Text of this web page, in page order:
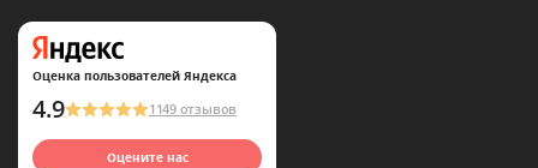
Оценка пользователей Яндекса
4.9 1149 отзывов
Оцените нас